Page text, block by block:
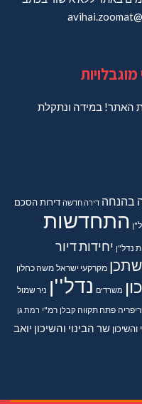
האתר! במידה ונתקלת
בהנחה דירה חדשה דירותהסכם
התחדשות
נדל"ן יחידות דיור
מקרקעי ישראל משה כחלון
משרדים נדל''ן ניר שמול
פתח תקווה קבלן רמ"י רמת גן
שר הבינוי והשיכון יואב